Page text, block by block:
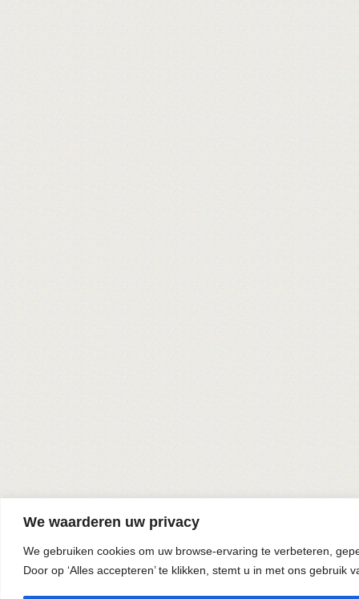
We waarderen uw privacy
We gebruiken cookies om uw browse-ervaring te verbeteren,
Door op ‘Alles accepteren’ te klikken, stemt u in met ons gebruik